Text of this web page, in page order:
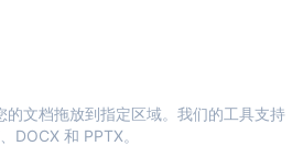
的文档拖放到指定区域。我们的工具支持
DOCX 和 PPTX。